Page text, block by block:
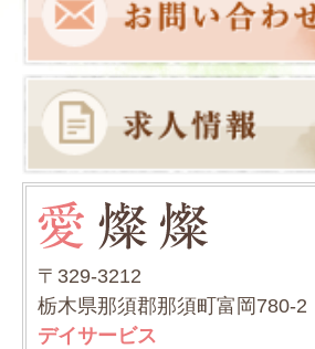
〒329-3212
栃木県那須郡那須町富岡780-2
デイサービス